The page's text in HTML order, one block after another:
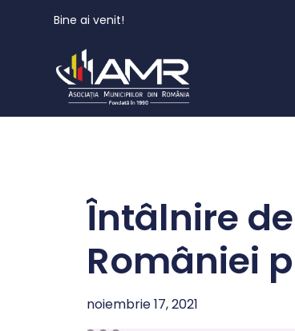
Bine ai venit!
Întâlnire
României
noiembrie 17, 2021